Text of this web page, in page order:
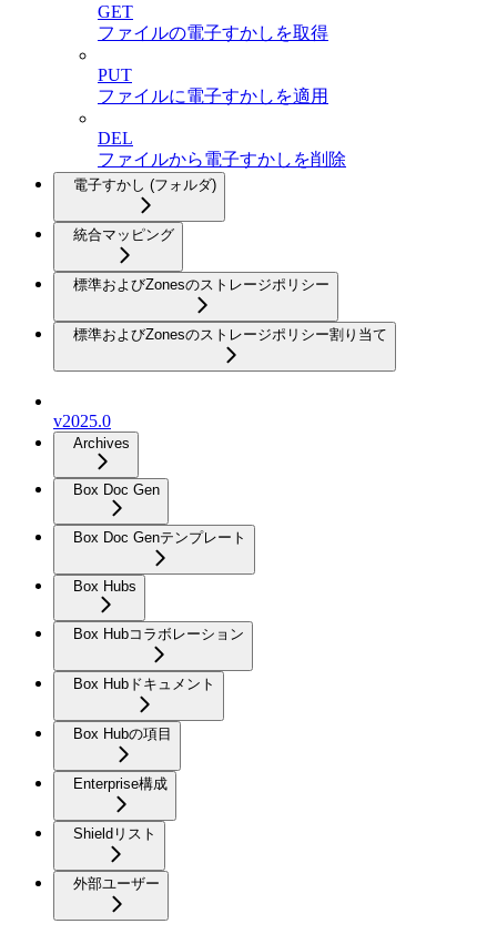
GET
ファイルの電子すかしを取得
PUT
ファイルに電子すかしを適用
DEL
ファイルから電子すかしを削除
電子すかし (フォルダ)
統合マッピング
標準およびZonesのストレージポリシー
標準およびZonesのストレージポリシー割り当て
v2025.0
Archives
Box Doc Gen
Box Doc Genテンプレート
Box Hubs
Box Hubコラボレーション
Box Hubドキュメント
Box Hubの項目
Enterprise構成
Shieldリスト
外部ユーザー